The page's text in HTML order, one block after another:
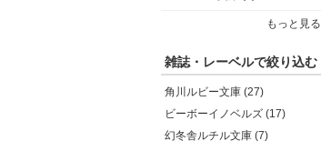
もっと見る
雑誌・レーベルで絞り込む
角川ルビー文庫 (27)
ビーボーイノベルズ (17)
幻冬舎ルチル文庫 (7)